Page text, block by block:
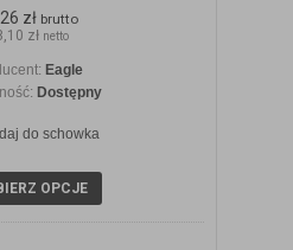
zł brutto
zł netto
Eagle
Dostępny
do schowka
OPCJE